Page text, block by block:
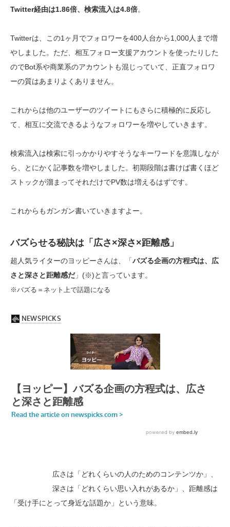
Twitter経由は1.86倍、検索流入は4.8倍。
Twitterは、この1ヶ月でフォロワーを400人台から1,000人まで増
やしました。ただ、相互フォロー支援アカウントを使ったりした
のでBot系や商業系のアカウントも混じっていて、正直フォロワ
ーの質はあまりよくありません。
これからは他のユーザーのツイートにもさらに積極的に反応し
て、相互に交流できるようなフォロワーを増やしていきます。
検索流入は検索に引っかかりやすそうなキーワードを意識しなが
ら、とにかく記事数を増やしました。初期段階は書けば書くほど
ストックが溜まってそれだけでPV数は増えるはずです。
これからもガンガン書いていきますよー。
バズらせる秘訣は「広さ×深さ×距離感」
超人気ライターのヨッピーさんは、「バズる企画の方程式は、広
さと深さと距離感だ」(※)と言っています。
※バズる＝ネット上で話題になる
広さは「どれくらいの人のためのコンテンツか」、
深さは「どれくらい思い入れがあるか」、距離感は
「受け手にとって身近な話題か」という意味。